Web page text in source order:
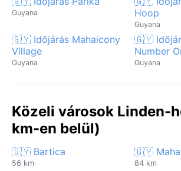
Guyana
Hoop
Guyana
🇬🇾 Időjárás Mahaicony
Village
Guyana
🇬🇾
Number
Guyana
Közeli városok Linden-
km-en belül)
🇬🇾 Bartica
56 km
🇬🇾
84 km